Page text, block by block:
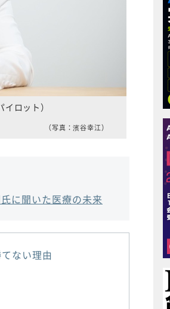
ロット）
（写真：濱谷幸江）
に聞いた医療の未来
ない理由